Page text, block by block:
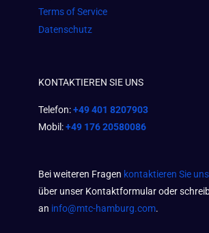
Terms of Service
Datenschutz
KONTAKTIEREN SIE UNS
Telefon:+49 401 8207903
Mobil:+49 176 20580086
Bei weiteren Fragen kontaktieren Sie uns
über unser Kontaktformular oder
an info@mtc-hamburg.com.